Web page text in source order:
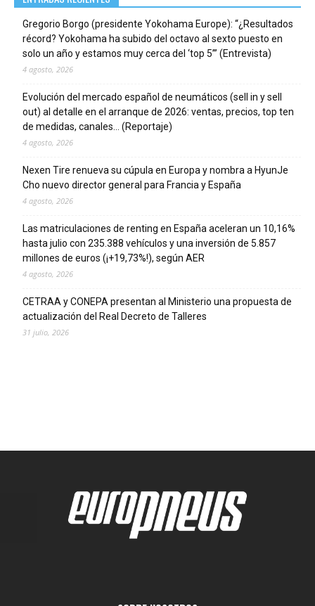
Gregorio Borgo (presidente Yokohama Europe): “¿Resultados
récord? Yokohama ha subido del octavo al sexto puesto en
solo un año y estamos muy cerca del ‘top 5’” (Entrevista)
4 agosto, 2026
Evolución del mercado español de neumáticos (sell in y sell
out) al detalle en el arranque de 2026: ventas, precios, top ten
de medidas, canales… (Reportaje)
4 agosto, 2026
Nexen Tire renueva su cúpula en Europa y nombra a HyunJe
Cho nuevo director general para Francia y España
4 agosto, 2026
Las matriculaciones de renting en España aceleran un 10,16%
hasta julio con 235.388 vehículos y una inversión de 5.857
millones de euros (¡+19,73%!), según AER
4 agosto, 2026
CETRAA y CONEPA presentan al Ministerio una propuesta de
actualización del Real Decreto de Talleres
31 julio, 2026